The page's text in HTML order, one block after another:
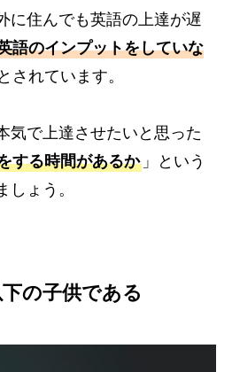
に住んでも英語の上達が遅
語のインプットをしていな
されています。
気で上達させたいと思った
する時間があるか」という
しょう。
の子供である